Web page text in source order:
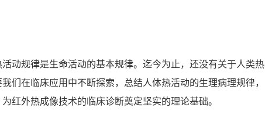
动规律是生命活动的基本规律。迄今为止，还没有关于人类热
们在临床应用中不断探索，总结人体热活动的生理病理规律，
红外热成像技术的临床诊断奠定坚实的理论基础。